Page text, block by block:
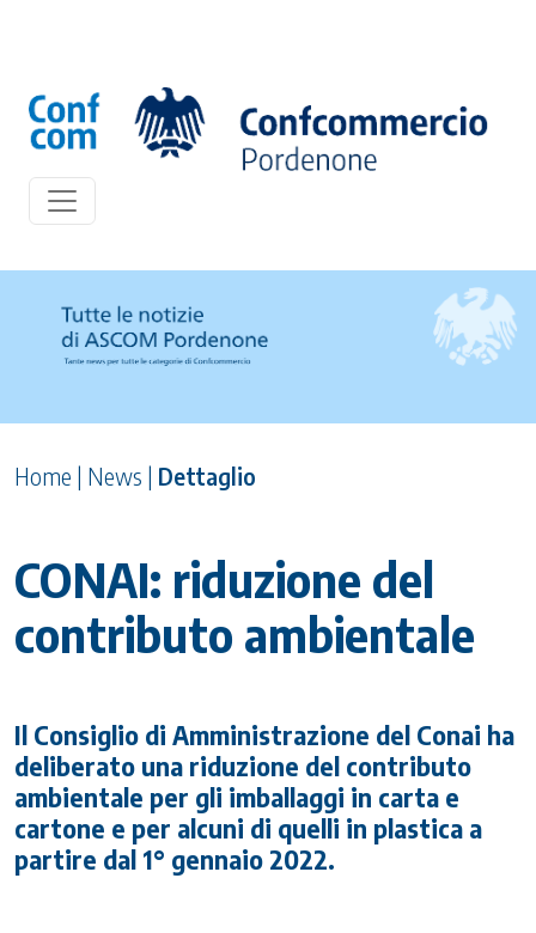
Home | News | Dettaglio
CONAI: riduzione del
contributo ambientale
Il Consiglio di Amministrazione del Conai ha
deliberato una riduzione del contributo
ambientale per gli imballaggi in carta e
cartone e per alcuni di quelli in plastica a
partire dal 1° gennaio 2022.